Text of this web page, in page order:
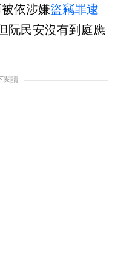
依涉嫌盜竊罪逮
阮民安沒有到庭應
閱讀